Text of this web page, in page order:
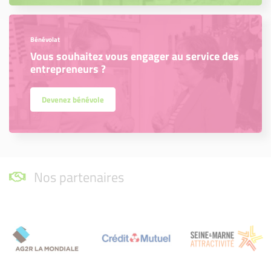
Bénévolat
Vous souhaitez vous engager au service des
entrepreneurs ?
Devenez bénévole
Nos partenaires